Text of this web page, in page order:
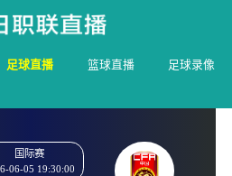
足球直播 篮球直播
足球录像